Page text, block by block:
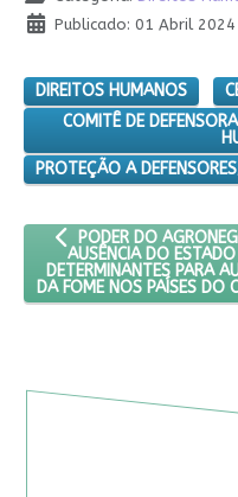
Publicado: 01 Abril 2024
DIREITOS HUMANOS
COMITÊ DE
PROTEÇÃO A
ARTIGO ANTERIOR:
PODER DO
AUSÊNCIA DO
DETERMINANTES PARA
DA FOME NOS PAÍSES DO